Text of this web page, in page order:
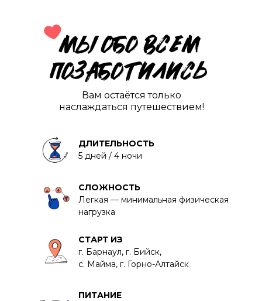
Вам остаётся только
наслаждаться путешествием!
ДЛИТЕЛЬНОСТЬ
5 дней / 4 ночи
СЛОЖНОСТЬ
Легкая — минимальная физическая
нагрузка
СТАРТ ИЗ
г. Барнаул, г. Бийск,
с. Майма, г. Горно-Алтайск
ПИТАНИЕ